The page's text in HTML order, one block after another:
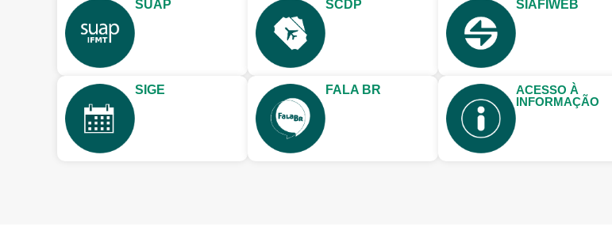
SUAP SCDP SIAFIWEB
SIGE FALA BR
ACESSO À
INFORMAÇÃO